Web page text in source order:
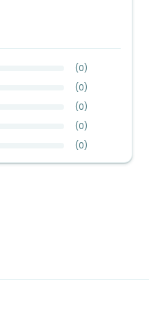
(0)
(0)
(0)
(0)
(0)